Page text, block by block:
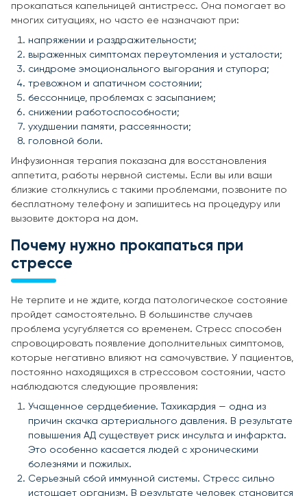
прокапаться капельницей антистресс. Она помогает во
многих ситуациях, но часто ее назначают при:
напряжении и раздражительности;
выраженных симптомах переутомления и усталости;
синдроме эмоционального выгорания и ступора;
тревожном и апатичном состоянии;
бессоннице, проблемах с засыпанием;
снижении работоспособности;
ухудшении памяти, рассеянности;
головной боли.
Инфузионная терапия показана для восстановления
аппетита, работы нервной системы. Если вы или ваши
близкие столкнулись с такими проблемами, позвоните по
бесплатному телефону и запишитесь на процедуру или
вызовите доктора на дом.
Почему нужно прокапаться при
стрессе
Не терпите и не ждите, когда патологическое состояние
пройдет самостоятельно. В большинстве случаев
проблема усугубляется со временем. Стресс способен
спровоцировать появление дополнительных симптомов,
которые негативно влияют на самочувствие. У пациентов,
постоянно находящихся в стрессовом состоянии, часто
наблюдаются следующие проявления:
Учащенное сердцебиение. Тахикардия — одна из
причин скачка артериального давления. В результате
повышения АД существует риск инсульта и инфаркта.
Это особенно касается людей с хроническими
болезнями и пожилых.
Серьезный сбой иммунной системы. Стресс сильно
истощает организм. В результате человек становится